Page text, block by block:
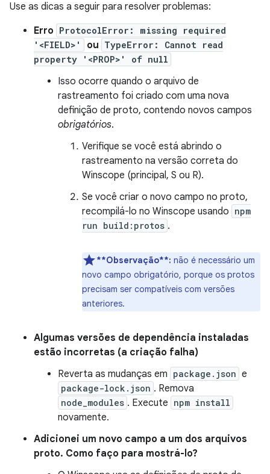
Use as dicas a seguir para resolver problemas:
Erro ProtocolError: missing required
'<FIELD>'
ou TypeError: Cannot read
property '<PROP>' of null
Isso ocorre quando o arquivo de
rastreamento foi criado com uma nova
definição de proto, contendo novos campos
obrigatórios.
Verifique se você está abrindo o
rastreamento na versão correta do
Winscope (principal, S ou R).
Se você criar o novo campo no proto,
recompilá-lo no Winscope usando npm
run build:protos .
**Observação**: não é necessário um
novo campo obrigatório, porque os protos
precisam ser compatíveis com versões
anteriores.
Algumas versões de dependência instaladas
estão incorretas (a criação falha)
Reverta as mudanças em package.json e
package-lock.json . Remova
node_modules . Execute npm install
novamente.
Adicionei um novo campo a um dos arquivos
proto. Como faço para mostrá-lo?